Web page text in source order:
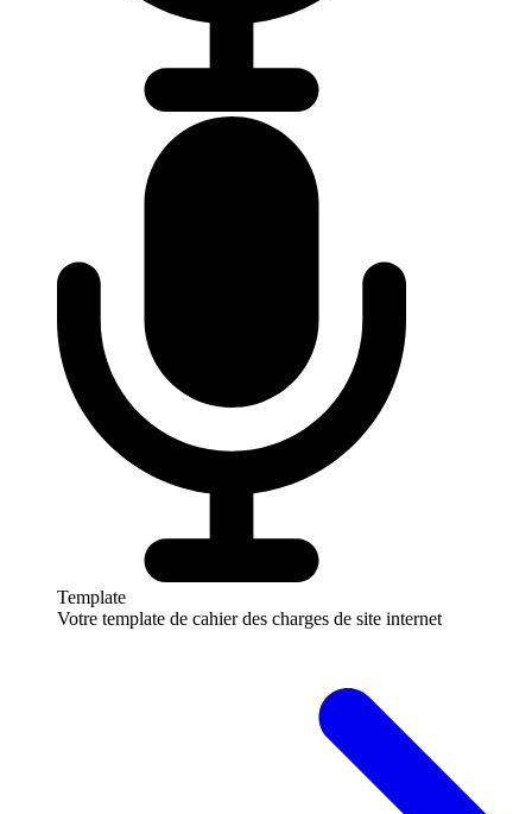
Template
Votre template de cahier des charges de site internet